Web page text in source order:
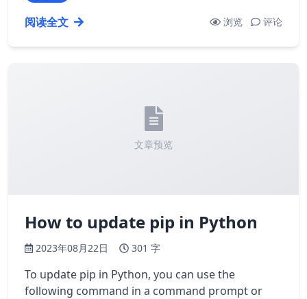
阅读全文 浏览 评论
文章预览
How to update pip in Python
2023年08月22日 301 字
To update pip in Python, you can use the
following command in a command prompt or